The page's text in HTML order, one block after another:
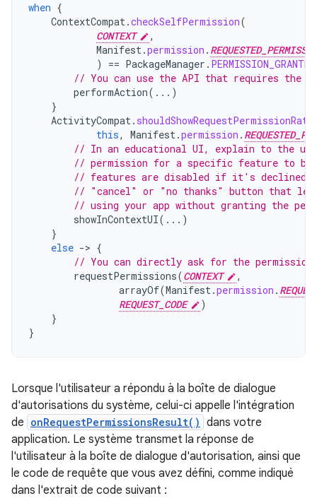
when {
ContextCompat.checkSelfPermission(
CONTEXT
,
Manifest.permission .
)
== PackageManager . PERMISSION_GRANTED
// You can use the API that requires the
performAction(...)
}
ActivityCompat.
this, Manifest.permission .
// In an educational UI, explain to the
// permission for a specific feature to
// features are disabled if it's
// "cancel" or "no thanks" button that
// using your app without granting the
showInContextUI(...)
}
else -> {
// You can directly ask for the
requestPermissions(CONTEXT
,
arrayOf(Manifest.permission .
REQUEST_CODE
)
}
}
Lorsque l'utilisateur a répondu à la boîte de dialogue
d'autorisations du système, celui-ci appelle l'intégration
de onRequestPermissionsResult() dans votre
application. Le système transmet la réponse de
l'utilisateur à la boîte de dialogue d'autorisation, ainsi que
le code de requête que vous avez défini, comme indiqué
dans l'extrait de code suivant :